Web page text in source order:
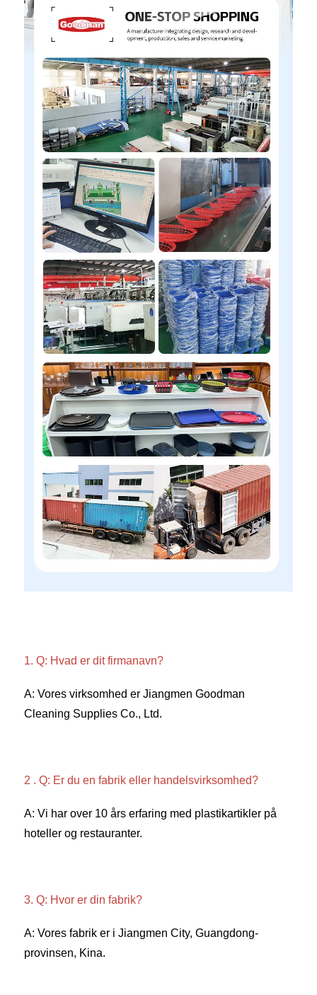
1. Q: Hvad er dit firmanavn?
A: Vores virksomhed er Jiangmen Goodman
Cleaning Supplies Co., Ltd.
2 . Q: Er du en fabrik eller handelsvirksomhed?
A: Vi har over 10 års erfaring med plastikartikler på
hoteller og restauranter.
3. Q: Hvor er din fabrik?
A: Vores fabrik er i Jiangmen City, Guangdong-
provinsen, Kina.